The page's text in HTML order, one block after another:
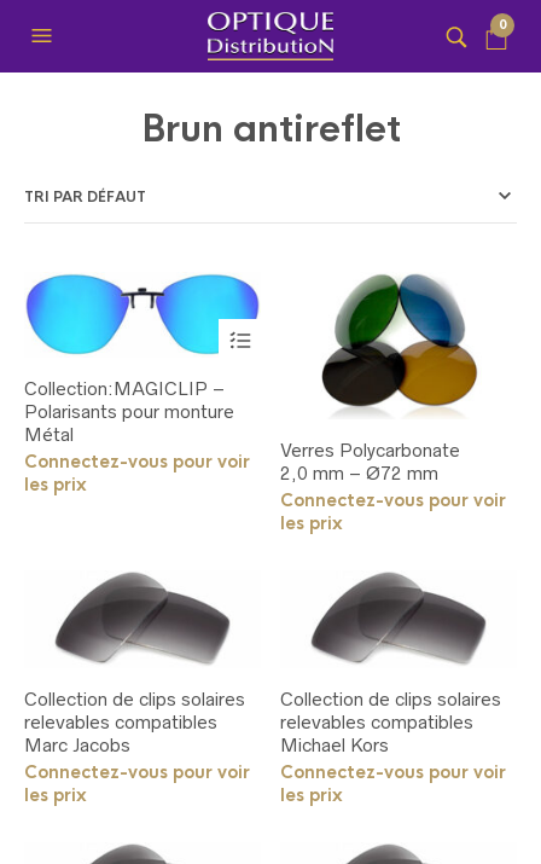
0
Brun antireflet
plusieurs
variations.
options
peuvent
être
choisies
produit
Collection:MAGICLIP –
Polarisants pour monture
Métal
Connectez-vous pour voir
les prix
Verres Polycarbonate
2,0 mm – Ø72 mm
Connectez-vous pour voir
les prix
Collection de clips solaires
relevables compatibles
Marc Jacobs
Connectez-vous pour voir
les prix
Collection de clips solaires
relevables compatibles
Michael Kors
Connectez-vous pour voir
les prix